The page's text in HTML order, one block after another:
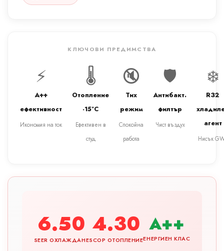
КЛЮЧОВИ ПРЕДИМСТВА
⚡
A++
ефективност
Икономия на ток
🌡️
Отопление
-15°C
Ефективен в
студ
🔇
Тих
режим
Спокойна
работа
🛡️
Антибакт.
филтър
Чист въздух
❄️
R32
агент
Нисък
6.50
SEER ОХЛАЖДАНЕ
4.30
SCOP ОТОПЛЕНИЕ
A++
ЕНЕРГИЕН КЛАС